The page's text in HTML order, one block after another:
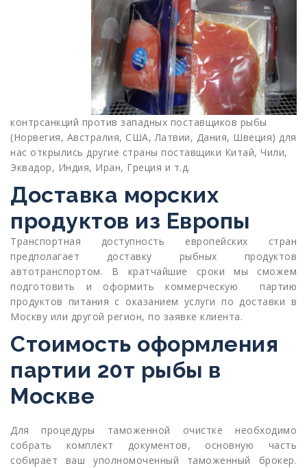
контрсанкций против западных поставщиков рыбы
(Норвегия, Австралия, США, Латвии, Дания, Швеция) для
нас открылись другие страны поставщики Китай, Чили,
Эквадор, Индия, Иран, Греция и т.д.
Доставка морских
продуктов из Европы
Транспортная доступность европейских стран
предполагает доставку рыбных продуктов
автотранспортом. В кратчайшие сроки мы сможем
подготовить и оформить коммерческую партию
продуктов питания с оказанием услуги по доставки в
Москву или другой регион, по заявке клиента.
Стоимость оформления
партии 20т рыбы в
Москве
Для процедуры таможенной очистке необходимо
собрать комплект документов, основную часть
собирает ваш уполномоченный таможенный брокер.